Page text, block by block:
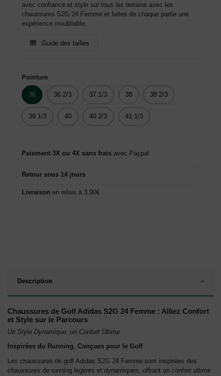
avec confiance et style sur tous les terrains avec les
chaussures S2G 24 Femme et faites de chaque partie une
expérience inoubliable.
Guide des tailles
Pointure
36 36 2/3 37 1/3 38 38 2/3
39 1/3 40 40 2/3 41 1/3
Paiement 3X ou 4X sans frais avec Paypal
Retour sous 14 jours
Livraison en relais à 3,90€
Description
Chaussures de Golf Adidas S2G 24 Femme : Alliez Confort
et Style sur le Parcours
Un Style Dynamique, un Confort Ultime
Inspirées du Running, Conçues pour le Golf
Les chaussures de golf Adidas S2G 24 Femme sont inspirées des
chaussures de running légères et dynamiques, offrant un confort ultime